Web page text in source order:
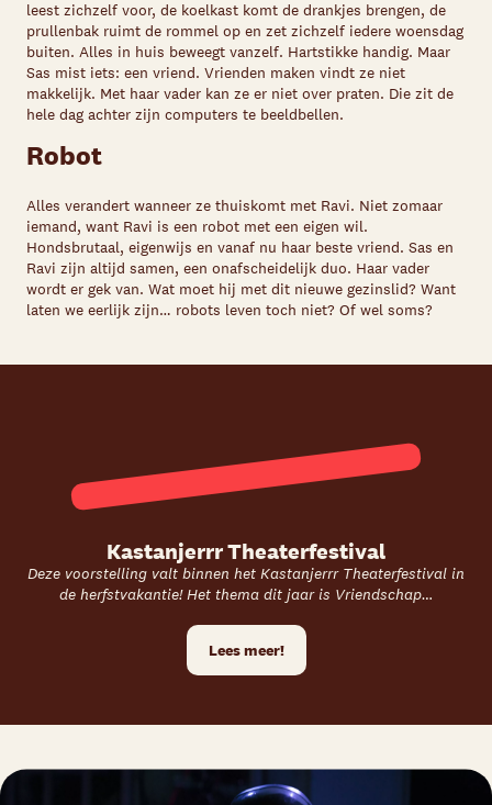
leest zichzelf voor, de koelkast komt de drankjes brengen, de
prullenbak ruimt de rommel op en zet zichzelf iedere woensdag
buiten. Alles in huis beweegt vanzelf. Hartstikke handig. Maar
Sas mist iets: een vriend. Vrienden maken vindt ze niet
makkelijk. Met haar vader kan ze er niet over praten. Die zit de
hele dag achter zijn computers te beeldbellen.
Robot
Alles verandert wanneer ze thuiskomt met Ravi. Niet zomaar
iemand, want Ravi is een robot met een eigen wil.
Hondsbrutaal, eigenwijs en vanaf nu haar beste vriend. Sas en
Ravi zijn altijd samen, een onafscheidelijk duo. Haar vader
wordt er gek van. Wat moet hij met dit nieuwe gezinslid? Want
laten we eerlijk zijn… robots leven toch niet? Of wel soms?
Kastanjerrr Theaterfestival
Deze voorstelling valt binnen het Kastanjerrr Theaterfestival in
de herfstvakantie! Het thema dit jaar is Vriendschap…
Lees meer!